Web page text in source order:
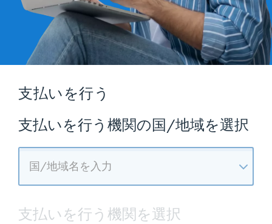
支払いを行う
支払いを行う機関の国/地域を選択
国/地域名を入力
支払いを行う機関を選択